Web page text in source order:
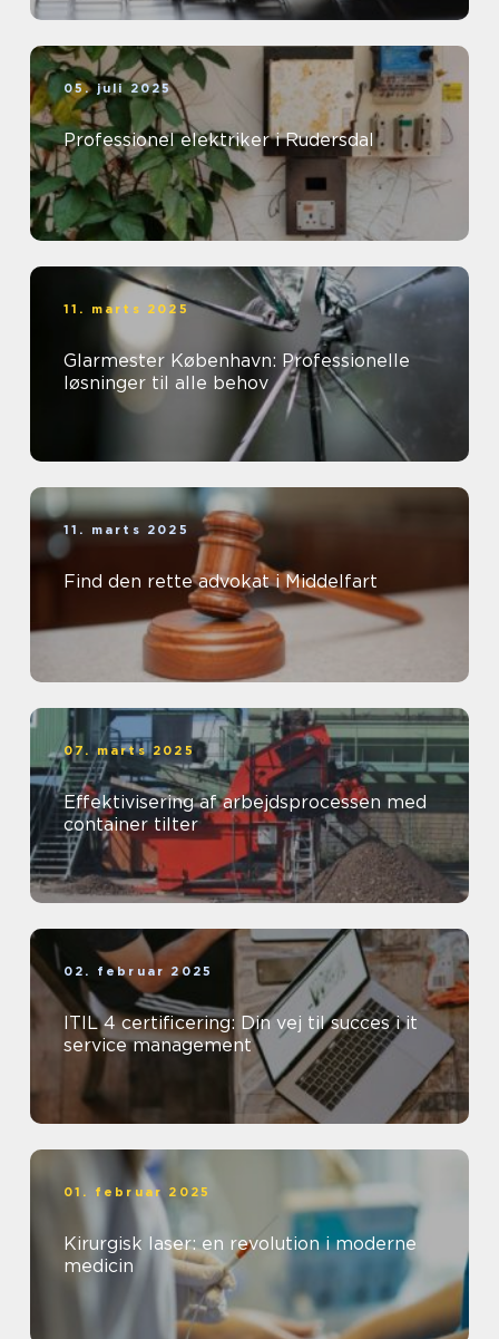
05. juli 2025
Professionel elektriker i Rudersdal
11. marts 2025
Glarmester København: Professionelle
løsninger til alle behov
11. marts 2025
Find den rette advokat i Middelfart
07. marts 2025
Effektivisering af arbejdsprocessen med
container tilter
02. februar 2025
ITIL 4 certificering: Din vej til succes i it
service management
01. februar 2025
Kirurgisk laser: en revolution i moderne
medicin